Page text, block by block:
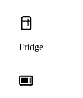
Fridge